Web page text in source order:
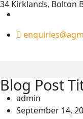
34 Kirklands, Bolton
Blog Post
admin
September 14,